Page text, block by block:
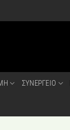
ΣΥΝΕΡΓΕΙΟ